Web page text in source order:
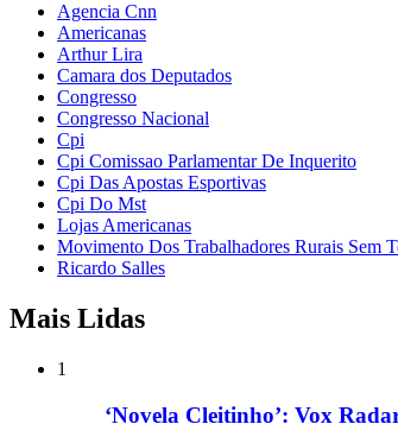
Agencia Cnn
Americanas
Arthur Lira
Camara dos Deputados
Congresso
Congresso Nacional
Cpi
Cpi Comissao Parlamentar De Inquerito
Cpi Das Apostas Esportivas
Cpi Do Mst
Lojas Americanas
Movimento Dos Trabalhadores Rurais Sem
Ricardo Salles
Mais Lidas
1
‘Novela Cleitinho’: Vox